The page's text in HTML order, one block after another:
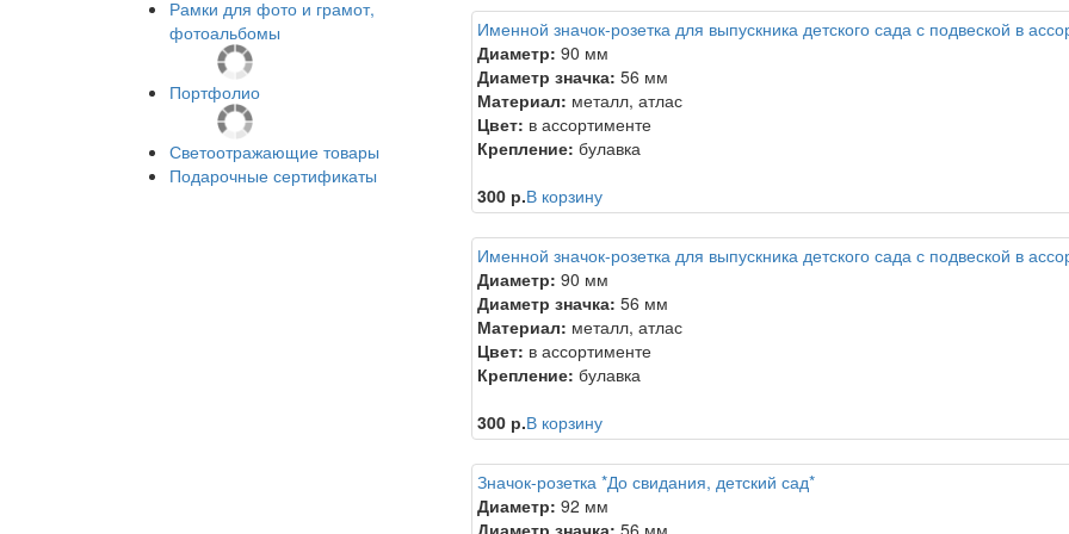
Рамки для фото и грамот,
фотоальбомы
Портфолио
Светоотражающие товары
Подарочные сертификаты
Именной значок-розетка для выпускника детского сада с подвеской в
Диаметр: 90 мм
Диаметр значка: 56 мм
Материал: металл, атлас
Цвет: в ассортименте
Крепление: булавка
300 р.В корзину
Именной значок-розетка для выпускника детского сада с подвеской в
Диаметр: 90 мм
Диаметр значка: 56 мм
Материал: металл, атлас
Цвет: в ассортименте
Крепление: булавка
300 р.В корзину
Значок-розетка *До свидания, детский сад*
Диаметр: 92 мм
Диаметр значка: 56 мм